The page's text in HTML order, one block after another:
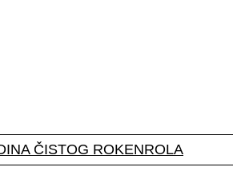
ČISTOG ROKENROLA